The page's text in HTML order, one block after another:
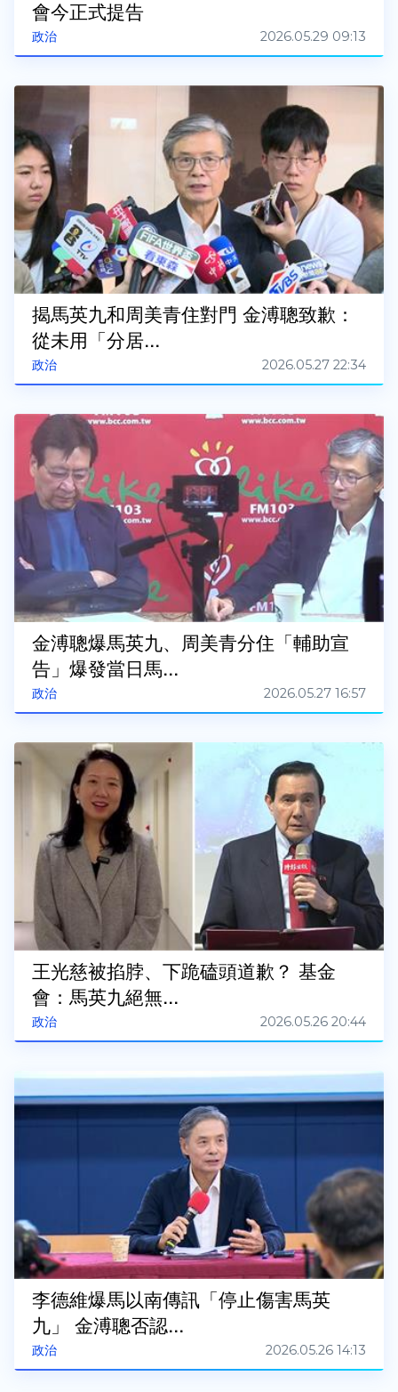
政治
會今正式提告
2026.05.29 09:13
政治
揭馬英九和周美青住對門 金溥聰致歉：
從未用「分居...
2026.05.27 22:34
政治
金溥聰爆馬英九、周美青分住「輔助宣
告」爆發當日馬...
2026.05.27 16:57
政治
王光慈被掐脖、下跪磕頭道歉？ 基金
會：馬英九絕無...
2026.05.26 20:44
政治
李德維爆馬以南傳訊「停止傷害馬英
九」 金溥聰否認...
2026.05.26 14:13